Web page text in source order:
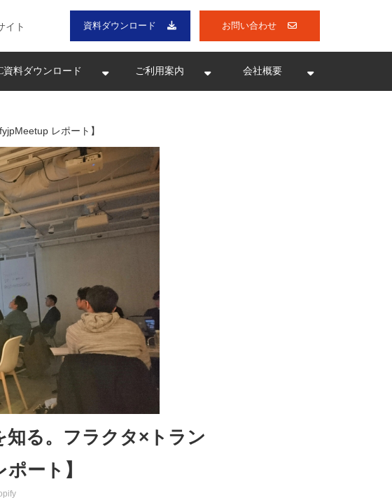
イト 資料ダウンロード お問い合わせ
資料ダウンロード ご利用案内 会社概要
レポート】
る。フラクタ×トラン
ート】